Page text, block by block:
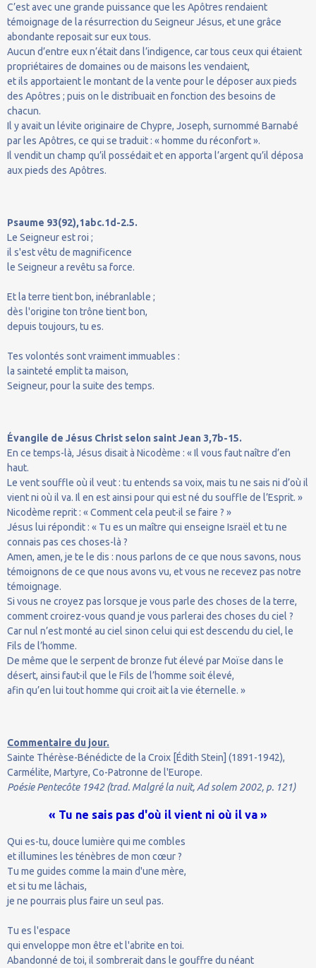
C’est avec une grande puissance que les Apôtres rendaient
témoignage de la résurrection du Seigneur Jésus, et une grâce
abondante reposait sur eux tous.
Aucun d’entre eux n’était dans l’indigence, car tous ceux qui étaient
propriétaires de domaines ou de maisons les vendaient,
et ils apportaient le montant de la vente pour le déposer aux pieds
des Apôtres ; puis on le distribuait en fonction des besoins de
chacun.
Il y avait un lévite originaire de Chypre, Joseph, surnommé Barnabé
par les Apôtres, ce qui se traduit : « homme du réconfort ».
Il vendit un champ qu’il possédait et en apporta l’argent qu’il déposa
aux pieds des Apôtres.
Psaume 93(92),1abc.1d-2.5.
Le Seigneur est roi ;
il s'est vêtu de magnificence
le Seigneur a revêtu sa force.
Et la terre tient bon, inébranlable ;
dès l'origine ton trône tient bon,
depuis toujours, tu es.
Tes volontés sont vraiment immuables :
la sainteté emplit ta maison,
Seigneur, pour la suite des temps.
Évangile de Jésus Christ selon saint Jean 3,7b-15.
En ce temps-là, Jésus disait à Nicodème : « Il vous faut naître d’en
haut.
Le vent souffle où il veut : tu entends sa voix, mais tu ne sais ni d’où il
vient ni où il va. Il en est ainsi pour qui est né du souffle de l’Esprit. »
Nicodème reprit : « Comment cela peut-il se faire ? »
Jésus lui répondit : « Tu es un maître qui enseigne Israël et tu ne
connais pas ces choses-là ?
Amen, amen, je te le dis : nous parlons de ce que nous savons, nous
témoignons de ce que nous avons vu, et vous ne recevez pas notre
témoignage.
Si vous ne croyez pas lorsque je vous parle des choses de la terre,
comment croirez-vous quand je vous parlerai des choses du ciel ?
Car nul n’est monté au ciel sinon celui qui est descendu du ciel, le
Fils de l’homme.
De même que le serpent de bronze fut élevé par Moïse dans le
désert, ainsi faut-il que le Fils de l’homme soit élevé,
afin qu’en lui tout homme qui croit ait la vie éternelle. »
Commentaire du jour.
Sainte Thérèse-Bénédicte de la Croix [Édith Stein] (1891-1942),
Carmélite, Martyre, Co-Patronne de l'Europe.
Poésie Pentecôte 1942 (trad. Malgré la nuit, Ad solem 2002, p. 121)
« Tu ne sais pas d'où il vient ni où il va »
Qui es-tu, douce lumière qui me combles
et illumines les ténèbres de mon cœur ?
Tu me guides comme la main d'une mère,
et si tu me lâchais,
je ne pourrais plus faire un seul pas.
Tu es l'espace
qui enveloppe mon être et l'abrite en toi.
Abandonné de toi, il sombrerait dans le gouffre du néant